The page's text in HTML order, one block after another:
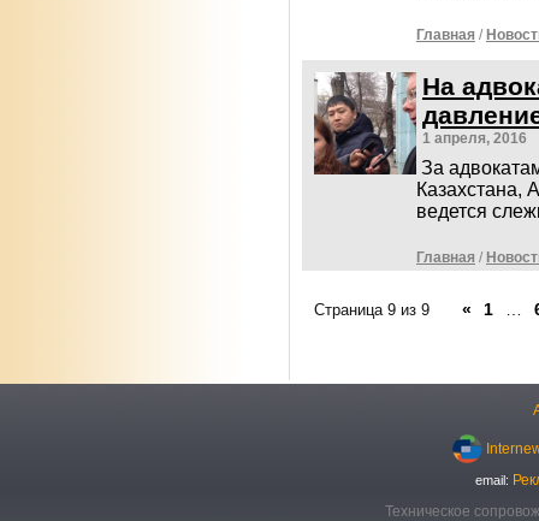
Главная /
На
1 апреля, 2016
За
Казахстана,
ведется
Главная /
Страница 9 из 9 « 1
email:
Техническое